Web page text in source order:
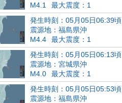
M4.1
最大震度：1
発生時刻：05月05日06:39頃
震源地：福島県沖
M4.4
最大震度：1
発生時刻：05月05日06:13頃
震源地：宮城県沖
M4.0
最大震度：1
発生時刻：05月05日05:53頃
震源地：福島県沖